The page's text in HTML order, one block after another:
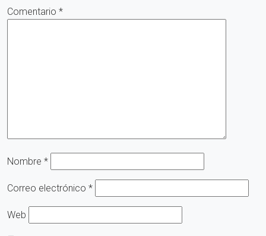
Comentario *
Nombre *
Correo electrónico *
Web